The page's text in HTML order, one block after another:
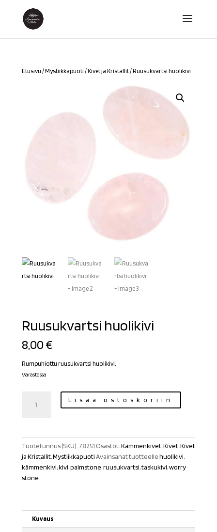
Etusivu /Mystiikkapuoti /Kivet ja Kristallit/ Ruusukvartsi huolikivi
Ruusukvartsi huolikivi
8,00€
Rumpuhiottu ruusukvartsi huolikivi.
Varastossa
huolikivi
Lisää ostoskoriin
Tuotetunnus (SKU): 78251 Osastot:Kämmenkivet,Kivet,Kivet
ja Kristallit,MystiikkapuotiAvainsanat tuotteellehuolikivi,
kämmenkivi,kivi,palmstone,ruusukvartsi,taskukivi,worry
stone
Kuvaus